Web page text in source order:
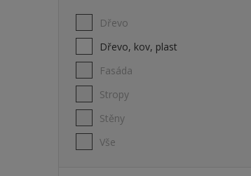
Dřevo
Dřevo, kov, plast
Fasáda
Stropy
Stěny
Vše